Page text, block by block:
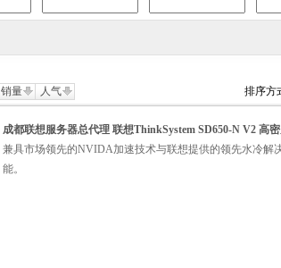
销量 人气 排序方
成都联想服务器总代理 联想ThinkSystem SD650-N V2 高
兼具市场领先的NVIDA加速技术与联想提供的领先水冷解
能。